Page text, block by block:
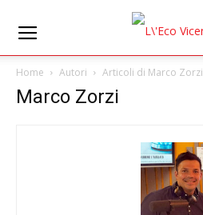
Home Autori Articoli di Marco Zorzi
Marco Zorzi